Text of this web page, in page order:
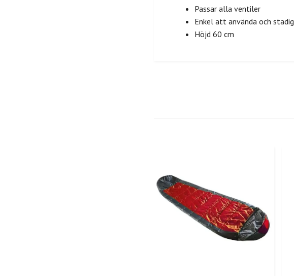
Passar alla ventiler
Enkel att använda och stadig
Höjd 60 cm